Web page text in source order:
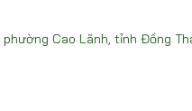
phường Cao Lãnh, tỉnh Đồng